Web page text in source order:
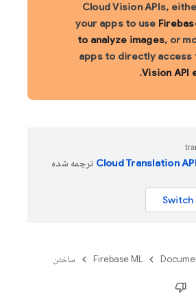
Cloud Vision APIs,
your apps to use
to analyze images, or
apps to directly access
Vision API
.
ترجمه شده
Firebase ML ساختن